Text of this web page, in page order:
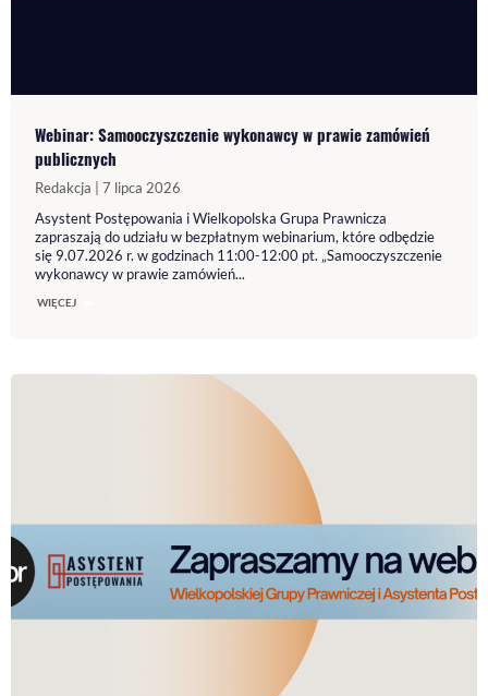
Webinar: Samooczyszczenie wykonawcy w prawie zamówień
publicznych
Redakcja | 7 lipca 2026
Asystent Postępowania i Wielkopolska Grupa Prawnicza
zapraszają do udziału w bezpłatnym webinarium, które odbędzie
się 9.07.2026 r. w godzinach 11:00-12:00 pt. „Samooczyszczenie
wykonawcy w prawie zamówień...
WIĘCEJ